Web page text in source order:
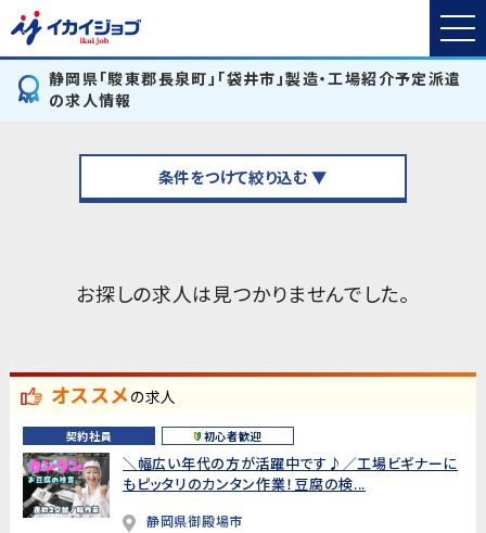
静岡県「駿東郡長泉町」「袋井市」製造・工場紹介予定派遣
の求人情報
条件をつけて絞り込む ▼
お探しの求人は見つかりませんでした。
オススメの求人
契約社員 初心者歓迎
＼幅広い年代の方が活躍中です♪／工場ビギナーに
もピッタリのカンタン作業！豆腐の検...
静岡県御殿場市